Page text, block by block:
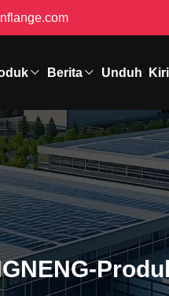
Berita Unduh